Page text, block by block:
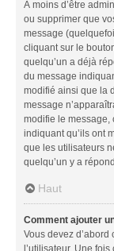
À moins d’être
ou supprimer que
message
cliquant sur le
quelqu’un a déjà
du message
modifié ainsi que la
message
modifie le message,
indiquant qu’ils ont
que les utilisateurs
quelqu’un y a
Haut
Comment ajouter
Vous devez
l’utilisateur. Une